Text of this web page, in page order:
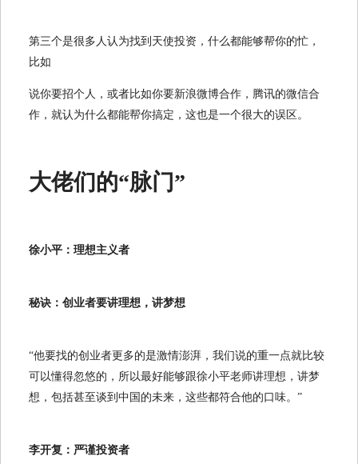
第三个是很多人认为找到天使投资，什么都能够帮你的忙，
比如
说你要招个人，或者比如你要新浪微博合作，腾讯的微信合
作，就认为什么都能帮你搞定，这也是一个很大的误区。
大佬们的“脉门”
徐小平：理想主义者
秘诀：创业者要讲理想，讲梦想
“他要找的创业者更多的是激情澎湃，我们说的重一点就比较
可以懂得忽悠的，所以最好能够跟徐小平老师讲理想，讲梦
想，包括甚至谈到中国的未来，这些都符合他的口味。”
李开复：严谨投资者